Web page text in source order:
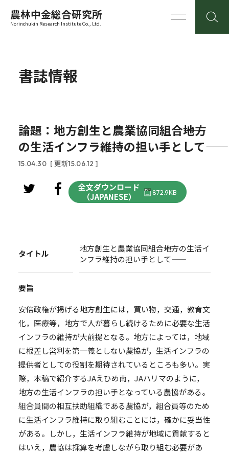
農林中金総合研究所
Norinchukin Research Institute Co., Ltd.
書誌情報
論題：地方創生と農業協同組合――地方
の生活インフラ維持の担い手として――
15.04.30 [ 更新15.06.12 ]
全文ダウンロード
（JAPANESE）
872.9KB
タイトル
地方創生と農業協同組合――地方の生活イ
ンフラ維持の担い手として――
要旨
安倍政権が掲げる地方創生には，買い物，交通，教育文
化，医療等，地方で人が暮らし続けるために必要な生活
インフラの維持が大前提となる。地方によっては，地域
に根差し営利を第一義としない農協が，生活インフラの
提供者としての役割を期待されているところも多い。実
際，本稿で紹介するJAえひめ南，JAハリマのように，
地方の生活インフラの担い手となっている農協がある。
組合員間の相互扶助組織である農協が，組合員等のため
に生活インフラ維持に取り組むことには，確かに妥当性
がある。しかし，生活インフラ維持が地域に貢献すると
はいえ，農協は採算を考慮しながら取り組む必要があ